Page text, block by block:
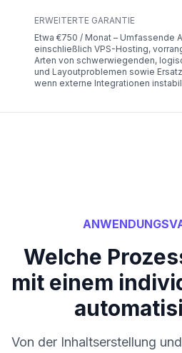
ERWEITERTE GARANTIE
Etwa €750 / Monat – Umfassende
einschließlich VPS-Hosting,
Arten von schwerwiegenden,
und Layoutproblemen sowie
wenn externe Integrationen
Welche
mit einem
Von der Inhaltserstellung